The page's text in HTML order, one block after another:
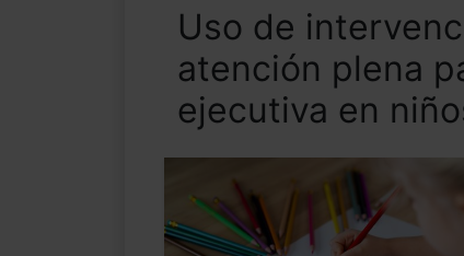
Uso de
atención plena
ejecutiva en